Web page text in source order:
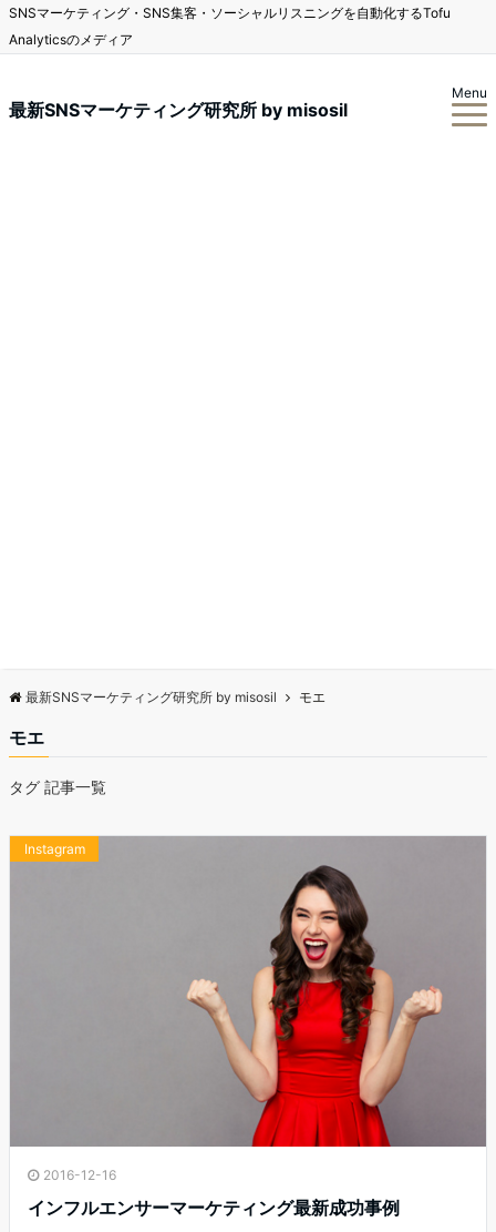
SNSマーケティング・SNS集客・ソーシャルリスニングを自動化するTofu
Analyticsのメディア
最新SNSマーケティング研究所 by misosil
Menu
最新SNSマーケティング研究所 by misosil モエ
モエ
タグ 記事一覧
Instagram
2016-12-16
インフルエンサーマーケティング最新成功事例